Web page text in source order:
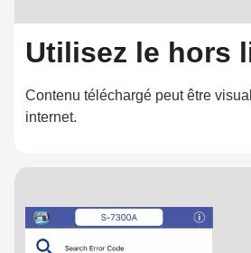
Utilisez le hors
Contenu téléchargé peut être
internet.